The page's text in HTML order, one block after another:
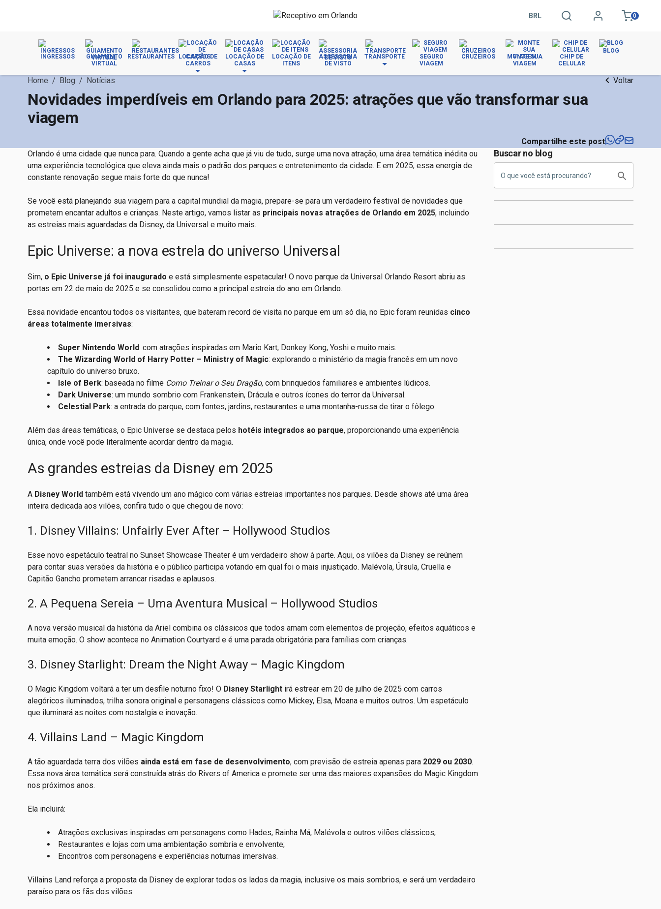
BRL 0
INGRESSOS
GUIAMENTO
VIRTUAL
RESTAURANTES
LOCAÇÃO DE
CARROS
LOCAÇÃO DE
CASAS
LOCAÇÃO DE
ITENS
ASSESSORIA
DE VISTO
TRANSPORTE
SEGURO
VIAGEM
CRUZEIROS
MONTE SUA
VIAGEM
CHIP DE
CELULAR
BLOG
Home / Blog / Notícias Voltar
Novidades imperdíveis em Orlando para 2025: atrações que vão transformar sua
viagem
Compartilhe este post
Orlando é uma cidade que nunca para. Quando a gente acha que já viu de tudo, surge uma nova atração, uma área temática inédita ou
uma experiência tecnológica que eleva ainda mais o padrão dos parques e entretenimento da cidade. E em 2025, essa energia de
constante renovação segue mais forte do que nunca!
Se você está planejando sua viagem para a capital mundial da magia, prepare-se para um verdadeiro festival de novidades que
prometem encantar adultos e crianças. Neste artigo, vamos listar as principais novas atrações de Orlando em 2025, incluindo
as estreias mais aguardadas da Disney, da Universal e muito mais.
Epic Universe: a nova estrela do universo Universal
Sim, o Epic Universe já foi inaugurado e está simplesmente espetacular! O novo parque da Universal Orlando Resort abriu as
portas em 22 de maio de 2025 e se consolidou como a principal estreia do ano em Orlando.
Essa novidade encantou todos os visitantes, que bateram record de visita no parque em um só dia, no Epic foram reunidas cinco
áreas totalmente imersivas:
Super Nintendo World: com atrações inspiradas em Mario Kart, Donkey Kong, Yoshi e muito mais.
The Wizarding World of Harry Potter – Ministry of Magic: explorando o ministério da magia francês em um novo
capítulo do universo bruxo.
Isle of Berk: baseada no filme Como Treinar o Seu Dragão, com brinquedos familiares e ambientes lúdicos.
Dark Universe: um mundo sombrio com Frankenstein, Drácula e outros ícones do terror da Universal.
Celestial Park: a entrada do parque, com fontes, jardins, restaurantes e uma montanha-russa de tirar o fôlego.
Além das áreas temáticas, o Epic Universe se destaca pelos hotéis integrados ao parque, proporcionando uma experiência
única, onde você pode literalmente acordar dentro da magia.
As grandes estreias da Disney em 2025
A Disney World também está vivendo um ano mágico com várias estreias importantes nos parques. Desde shows até uma área
inteira dedicada aos vilões, confira tudo o que chegou de novo:
1. Disney Villains: Unfairly Ever After – Hollywood Studios
Esse novo espetáculo teatral no Sunset Showcase Theater é um verdadeiro show à parte. Aqui, os vilões da Disney se reúnem
para contar suas versões da história e o público participa votando em qual foi o mais injustiçado. Malévola, Úrsula, Cruella e
Capitão Gancho prometem arrancar risadas e aplausos.
2. A Pequena Sereia – Uma Aventura Musical – Hollywood Studios
A nova versão musical da história da Ariel combina os clássicos que todos amam com elementos de projeção, efeitos aquáticos e
muita emoção. O show acontece no Animation Courtyard e é uma parada obrigatória para famílias com crianças.
3. Disney Starlight: Dream the Night Away – Magic Kingdom
O Magic Kingdom voltará a ter um desfile noturno fixo! O Disney Starlight irá estrear em 20 de julho de 2025 com carros
alegóricos iluminados, trilha sonora original e personagens clássicos como Mickey, Elsa, Moana e muitos outros. Um espetáculo
que iluminará as noites com nostalgia e inovação.
4. Villains Land – Magic Kingdom
A tão aguardada terra dos vilões ainda está em fase de desenvolvimento, com previsão de estreia apenas para 2029 ou 2030.
Essa nova área temática será construída atrás do Rivers of America e promete ser uma das maiores expansões do Magic Kingdom
nos próximos anos.
Ela incluirá:
Atrações exclusivas inspiradas em personagens como Hades, Rainha Má, Malévola e outros vilões clássicos;
Restaurantes e lojas com uma ambientação sombria e envolvente;
Encontros com personagens e experiências noturnas imersivas.
Villains Land reforça a proposta da Disney de explorar todos os lados da magia, inclusive os mais sombrios, e será um verdadeiro
paraíso para os fãs dos vilões.
Buscar no blog